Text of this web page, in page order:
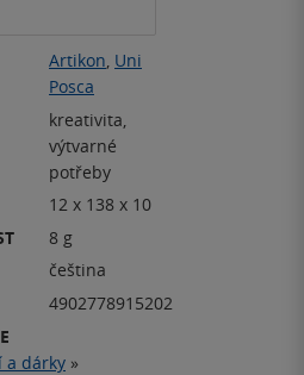
Artikon, Uni
Posca
kreativita,
výtvarné
potřeby
12 x 138 x 10
8 g
čeština
4902778915202
a dárky »